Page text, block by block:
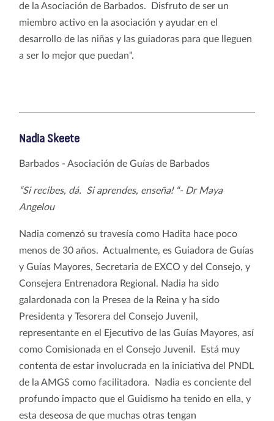
de la Asociación de Barbados. Disfruto de ser un
miembro activo en la asociación y ayudar en el
desarrollo de las niñas y las guiadoras para que lleguen
a ser lo mejor que puedan".
Nadia Skeete
Barbados - Asociación de Guías de Barbados
“Si recibes, dá. Si aprendes, enseña! “- Dr Maya
Angelou
Nadia comenzó su travesía como Hadita hace poco
menos de 30 años. Actualmente, es Guiadora de Guías
y Guías Mayores, Secretaria de EXCO y del Consejo, y
Consejera Entrenadora Regional. Nadia ha sido
galardonada con la Presea de la Reina y ha sido
Presidenta y Tesorera del Consejo Juvenil,
representante en el Ejecutivo de las Guías Mayores, así
como Comisionada en el Consejo Juvenil. Está muy
contenta de estar involucrada en la iniciativa del PNDL
de la AMGS como facilitadora. Nadia es conciente del
profundo impacto que el Guidismo ha tenido en ella, y
esta deseosa de que muchas otras tengan